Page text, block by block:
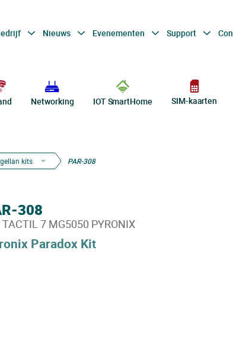
Nieuws Evenementen Support
Networking IOT SmartHome SIM-kaarten
kits PAR-308
Paradox Kit
308
TACTIL 7 MG5050 PYRONIX